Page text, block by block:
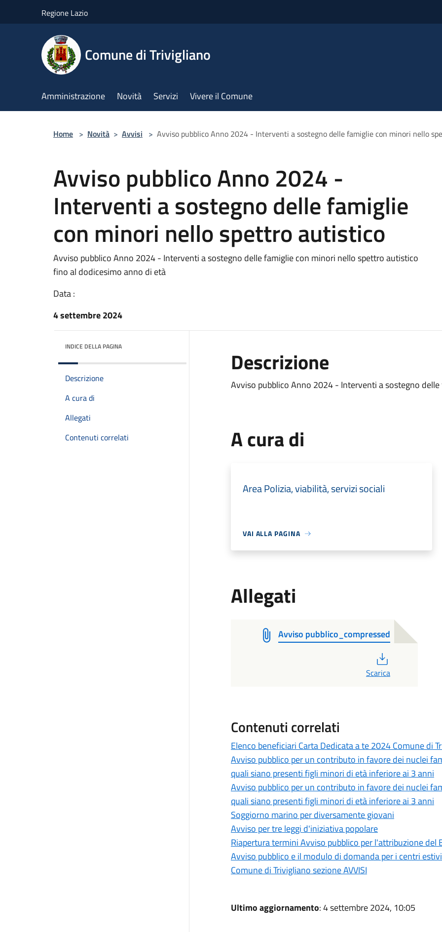
Regione Lazio
Comune di Trivigliano
Amministrazione Novità Servizi Vivere il Comune
Home > Novità > Avvisi > Avviso pubblico Anno 2024 - Interventi a sostegno delle famiglie con minori nello
Avviso pubblico Anno 2024 -
Interventi a sostegno delle famiglie
con minori nello spettro autistico
Avviso pubblico Anno 2024 - Interventi a sostegno delle famiglie con minori nello spettro autistico
fino al dodicesimo anno di età
Data :
4 settembre 2024
INDICE DELLA PAGINA
Descrizione
A cura di
Allegati
Contenuti correlati
Descrizione
Avviso pubblico Anno 2024 - Interventi a sostegno
A cura di
Area Polizia, viabilità, servizi sociali
VAI ALLA PAGINA
Allegati
Avviso pubblico_compressed
Scarica
Contenuti correlati
Elenco beneficiari Carta Dedicata a te 2024 Comune di
Avviso pubblico per un contributo in favore dei nuclei
quali siano presenti figli minori di età inferiore ai 3 anni
Avviso pubblico per un contributo in favore dei nuclei
quali siano presenti figli minori di età inferiore ai 3 anni
Soggiorno marino per diversamente giovani
Avviso per tre leggi d'iniziativa popolare
Riapertura termini Avviso pubblico per l'attribuzione del
Avviso pubblico e il modulo di domanda per i centri
Comune di Trivigliano sezione AVVISI
Ultimo aggiornamento: 4 settembre 2024, 10:05